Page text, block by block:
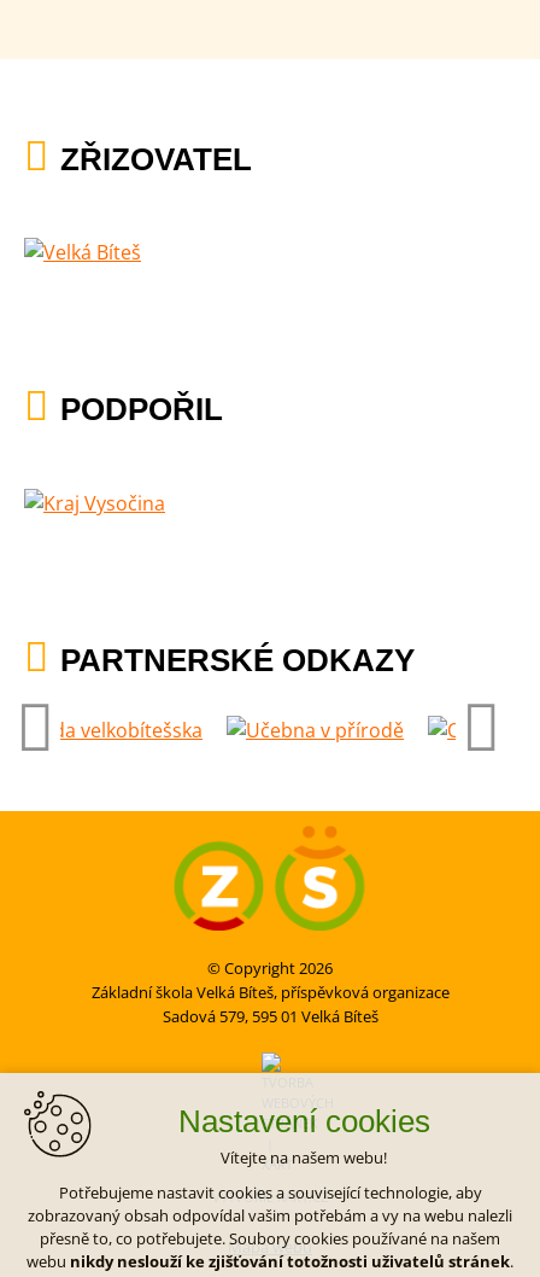
ZŘIZOVATEL
PODPOŘIL
PARTNERSKÉ ODKAZY
© Copyright 2026
Základní škola Velká Bíteš, příspěvková organizace
Sadová 579, 595 01 Velká Bíteš
VYTVOŘIL XART.CZ
Mapa webu
Nastavení cookies
Vítejte na našem webu!
Potřebujeme nastavit cookies a související technologie, aby
zobrazovaný obsah odpovídal vašim potřebám a vy na webu nalezli
přesně to, co potřebujete. Soubory cookies používané na našem
webu nikdy neslouží ke zjišťování totožnosti uživatelů stránek.